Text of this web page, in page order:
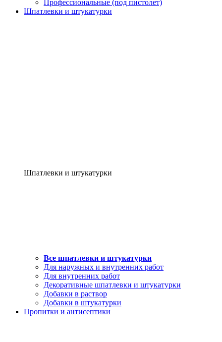
Профессиональные (под пистолет)
Шпатлевки и штукатурки
Шпатлевки и штукатурки
Все шпатлевки и штукатурки
Для наружных и внутренних работ
Для внутренних работ
Декоративные шпатлевки и штукатурки
Добавки в раствор
Добавки в штукатурки
Пропитки и антисептики